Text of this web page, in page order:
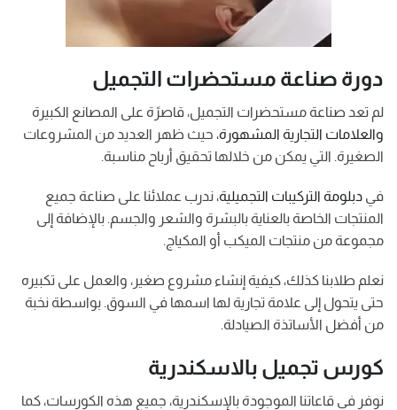
دورة صناعة مستحضرات التجميل
لم تعد صناعة مستحضرات التجميل، قاصرًة على المصانع الكبيرة
والعلامات التجارية المشهورة، حيث ظهر العديد من المشروعات
الصغيرة. التي يمكن من خلالها تحقيق أرباح مناسبة.
في دبلومة التركيبات التجميلية، ندرب عملائنا على صناعة جميع
المنتجات الخاصة بالعناية بالبشرة والشعر والجسم. بالإضافة إلى
مجموعة من منتجات الميكب أو المكياج.
نعلم طلابنا كذلك، كيفية إنشاء مشروع صغير، والعمل على تكبيره
حتى يتحول إلى علامة تجارية لها اسمها في السوق. بواسطة نخبة
من أفضل الأساتذة الصيادلة.
كورس تجميل بالاسكندرية
نوفر في قاعاتنا الموجودة بالإسكندرية، جميع هذه الكورسات، كما